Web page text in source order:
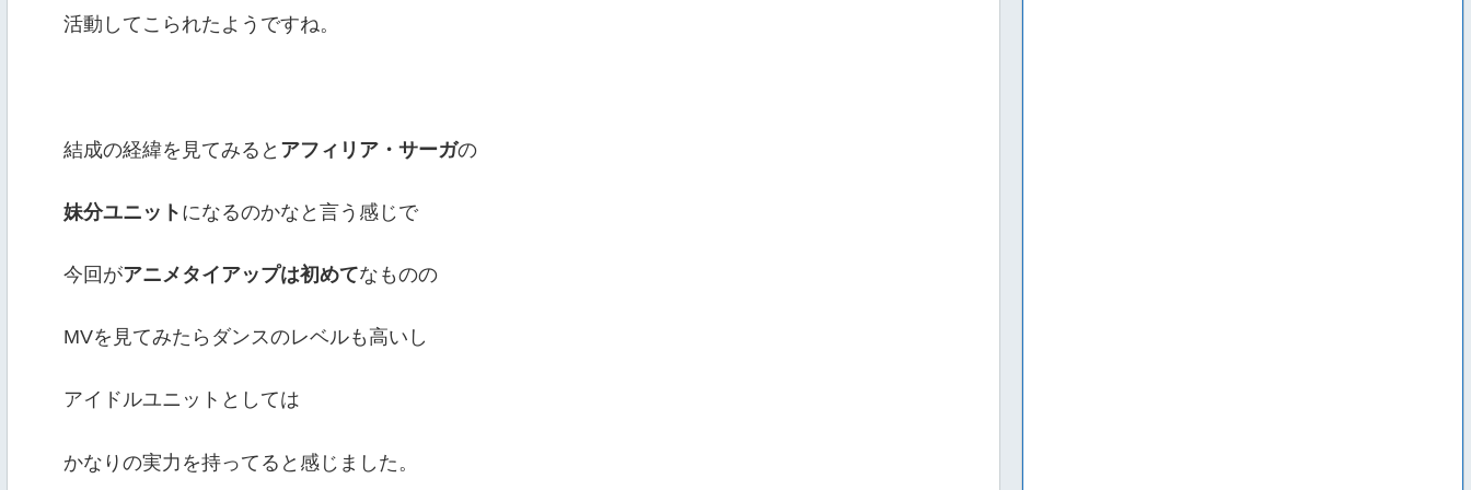
活動してこられたようですね。
結成の経緯を見てみると アフィリア・ サーガの
妹分ユニット になるのかなと言う感じで
今回がアニメタイアップは初めてなものの
MVを見てみたらダンスのレベルも高いし
アイドルユニットとしては
かなりの実力を持ってると感じました。